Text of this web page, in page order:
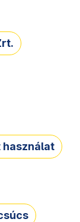
használat